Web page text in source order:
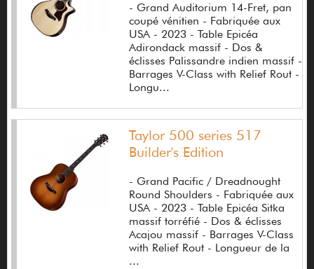
EarMaster
Earprotex
Earthquaker devices
Eastman
Eastwood
EBow
- Grand Auditorium 14-Fret, pan
coupé vénitien - Fabriquée aux
USA - 2023 - Table Epicéa
Adirondack massif - Dos &
éclisses Palissandre indien massif -
Barrages V-Class with Relief Rout -
Longu...
Taylor 500 series 517
Builder's Edition
- Grand Pacific / Dreadnought
Round Shoulders - Fabriquée aux
USA - 2023 - Table Epicéa Sitka
massif torréfié - Dos & éclisses
Acajou massif - Barrages V-Class
with Relief Rout - Longueur de la
...